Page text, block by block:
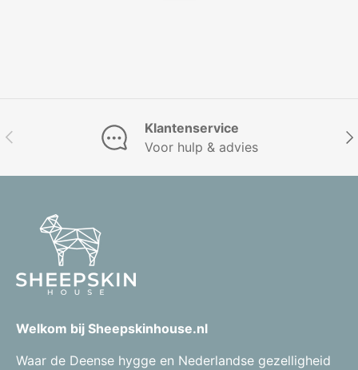
Vorige
Klantenservice
Voor hulp & advies
Welkom bij Sheepskinhouse.nl
Waar de Deense hygge en Nederlandse gezelligheid